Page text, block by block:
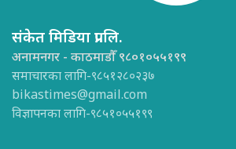
संकेत मिडिया प्रा.लि.
अनामनगर - काठमाडौँ ९८०१०५५१९९
समाचारका लागि-९८५१२८०२३७
bikastimes@gmail.com
विज्ञापनका लागि-९८५१०५५१९९